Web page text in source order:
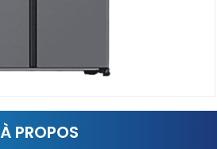
Détails
À PROPOS